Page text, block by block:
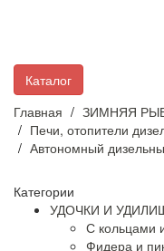
Каталог
Главная
ЗИМНЯЯ
Печи, отопители
Автономный
Категории
УДОЧКИ И
С кольцами
Фидера и